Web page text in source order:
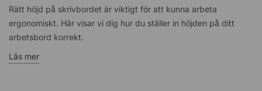
Rätt höjd på skrivbordet är viktigt för att kunna arbeta
ergonomiskt. Här visar vi dig hur du ställer in höjden på ditt
arbetsbord korrekt.
Läs mer